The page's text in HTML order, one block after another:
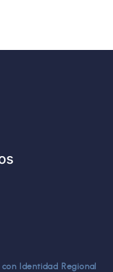
Identidad Regional